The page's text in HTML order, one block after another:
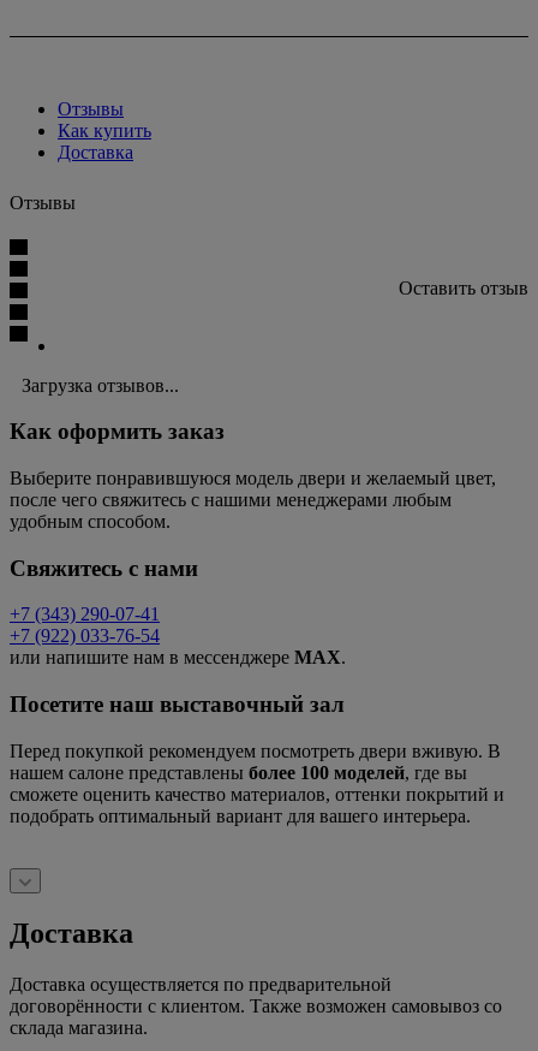
Отзывы
Как купить
Доставка
Отзывы
Оставить отзыв
Загрузка отзывов...
Как оформить заказ
Выберите понравившуюся модель двери и желаемый цвет,
после чего свяжитесь с нашими менеджерами любым
удобным способом.
Свяжитесь с нами
+7 (343) 290-07-41
+7 (922) 033-76-54
или напишите нам в мессенджере MAX.
Посетите наш выставочный зал
Перед покупкой рекомендуем посмотреть двери вживую. В
нашем салоне представлены более 100 моделей, где вы
сможете оценить качество материалов, оттенки покрытий и
подобрать оптимальный вариант для вашего интерьера.
Доставка
Доставка осуществляется по предварительной
договорённости с клиентом. Также возможен самовывоз со
склада магазина.